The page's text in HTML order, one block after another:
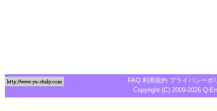
FAQ 利用規約 プライバシーポ
Copyright (C) 2009-2026 Q-